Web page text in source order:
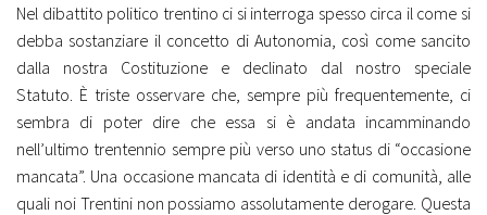
Nel dibattito politico trentino ci si interroga spesso circa il come si
debba sostanziare il concetto di Autonomia, così come sancito
dalla nostra Costituzione e declinato dal nostro speciale
Statuto. È triste osservare che, sempre più frequentemente, ci
sembra di poter dire che essa si è andata incamminando
nell’ultimo trentennio sempre più verso uno status di “occasione
mancata”. Una occasione mancata di identità e di comunità, alle
quali noi Trentini non possiamo assolutamente derogare. Questa